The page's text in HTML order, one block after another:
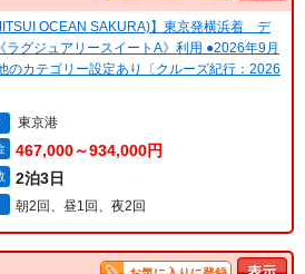
OCEAN SAKURA)】東京発横浜着 デ
ラグジュアリースイートA》利用 ●2026年9月
カテゴリー設定あり〔クルーズ紀行：2026
東京港
467,000～934,000円
2泊3日
朝2回、昼1回、夜2回